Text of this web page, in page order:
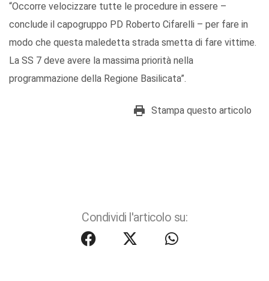
“Occorre velocizzare tutte le procedure in essere –
conclude il capogruppo PD Roberto Cifarelli – per fare in
modo che questa maledetta strada smetta di fare vittime.
La SS 7 deve avere la massima priorità nella
programmazione della Regione Basilicata”.
Stampa questo articolo
Condividi l'articolo su: